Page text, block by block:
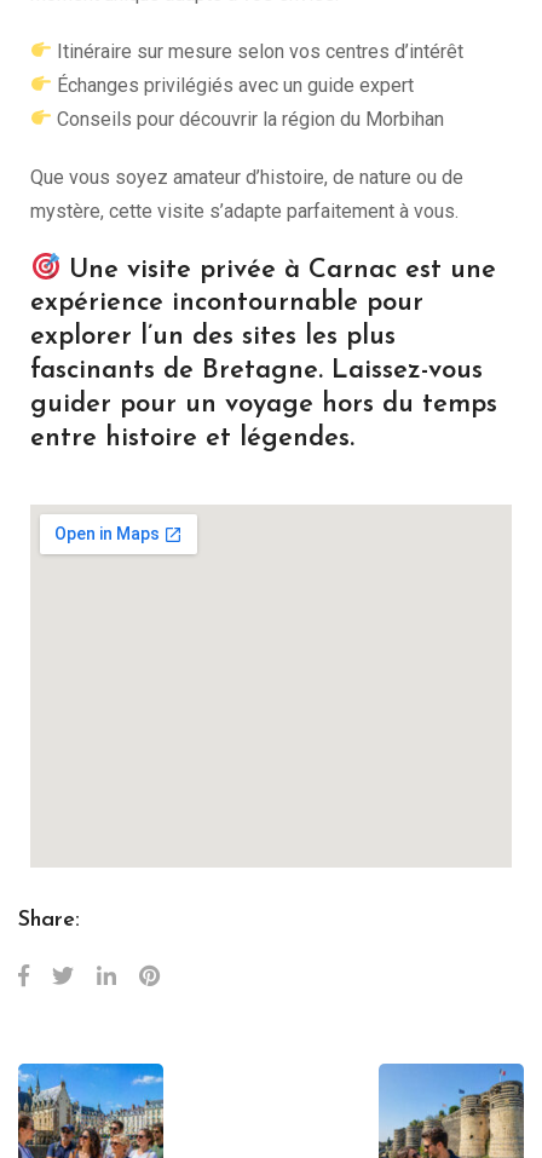
Itinéraire sur mesure selon vos centres d’intérêt
Échanges privilégiés avec un guide expert
Conseils pour découvrir la région du Morbihan
Que vous soyez amateur d’histoire, de nature ou de
mystère, cette visite s’adapte parfaitement à vous.
Une visite privée à Carnac est une
expérience incontournable pour
explorer l’un des sites les plus
fascinants de Bretagne. Laissez-vous
guider pour un voyage hors du temps
entre histoire et légendes.
Share: